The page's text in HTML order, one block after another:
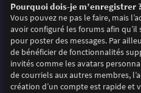
Pourquoi dois-je m’enregistrer
Vous pouvez ne pas le faire, mais
avoir configuré les forums afin qu’il
pour poster des messages. Par
de bénéficier de fonctionnalités
invités comme les avatars
de courriels aux autres membres,
création d’un compte est rapide et